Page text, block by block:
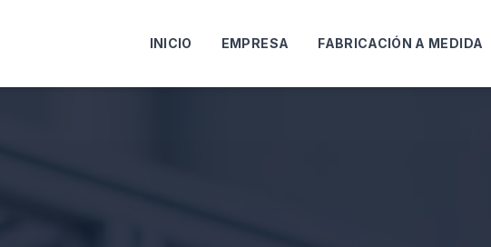
INICIO EMPRESA FABRICACIÓN A MEDIDA